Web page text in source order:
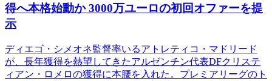
得へ本格始動か 3000万ユーロの初回オファーを提
示
ディエゴ・シメオネ監督率いるアトレティコ・マドリード
が、長年獲得を熱望してきたアルゼンチン代表DFクリステ
ィアン・ロメロの獲得に本腰を入れた。プレミアリーグのト